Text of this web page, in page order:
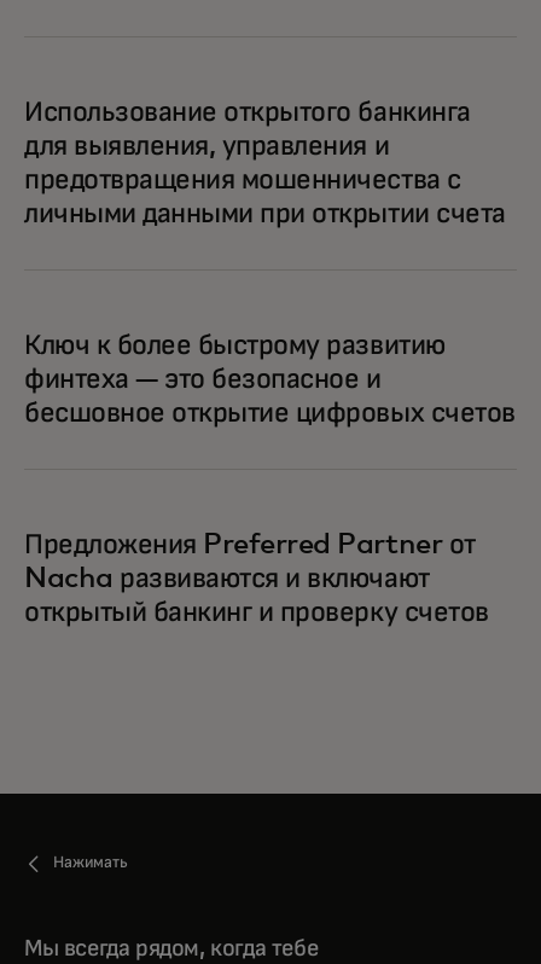
Использование открытого банкинга
для выявления, управления и
предотвращения мошенничества с
личными данными при открытии счета
Ключ к более быстрому развитию
финтеха — это безопасное и
бесшовное открытие цифровых счетов
Предложения Preferred Partner от
Nacha развиваются и включают
открытый банкинг и проверку счетов
Нажимать
Мы всегда рядом, когда тебе